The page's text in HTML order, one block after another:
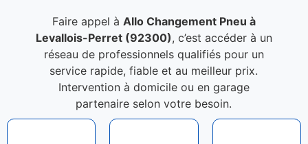
Faire appel à Allo Changement Pneu à
Levallois-Perret (92300), c’est accéder à un
réseau de professionnels qualifiés pour un
service rapide, fiable et au meilleur prix.
Intervention à domicile ou en garage
partenaire selon votre besoin.